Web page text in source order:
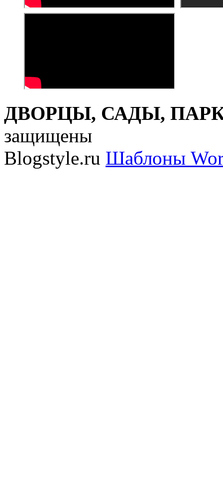
ДВОРЦЫ, САДЫ,
защищены
Blogstyle.ru Шаблоны